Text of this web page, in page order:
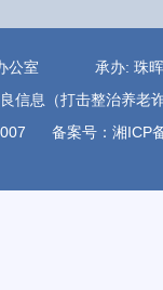
府办公室 承办:
信息（打击整治养
备案号：湘ICP